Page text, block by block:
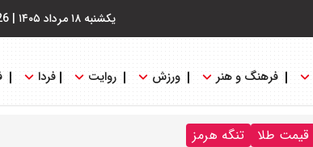
یکشنبه ۱۸ مرداد ۱۴۰۵ |
فرهنگ و هنر ورزش روایت فردا
قیمت طلا تنگه هرمز